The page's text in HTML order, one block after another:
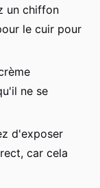
un chiffon
le cuir pour
ne se
d'exposer
car cela